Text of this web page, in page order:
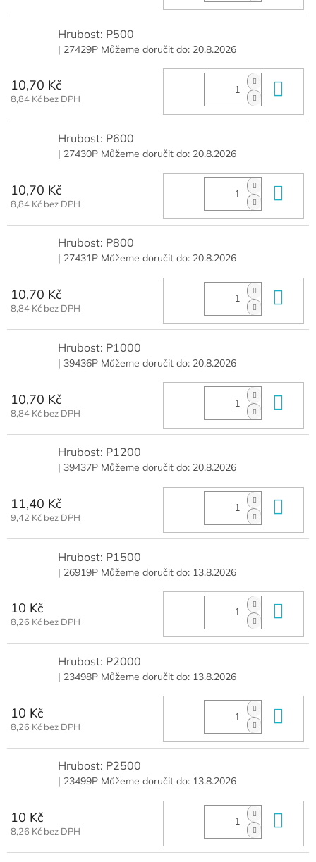
Hrubost: P500
| 27429P Můžeme doručit do: 20.8.2026
10,70 Kč
8,84 Kč bez DPH
Hrubost: P600
| 27430P Můžeme doručit do: 20.8.2026
10,70 Kč
8,84 Kč bez DPH
Hrubost: P800
| 27431P Můžeme doručit do: 20.8.2026
10,70 Kč
8,84 Kč bez DPH
Hrubost: P1000
| 39436P Můžeme doručit do: 20.8.2026
10,70 Kč
8,84 Kč bez DPH
Hrubost: P1200
| 39437P Můžeme doručit do: 20.8.2026
11,40 Kč
9,42 Kč bez DPH
Hrubost: P1500
| 26919P Můžeme doručit do: 13.8.2026
10 Kč
8,26 Kč bez DPH
Hrubost: P2000
| 23498P Můžeme doručit do: 13.8.2026
10 Kč
8,26 Kč bez DPH
Hrubost: P2500
| 23499P Můžeme doručit do: 13.8.2026
10 Kč
8,26 Kč bez DPH